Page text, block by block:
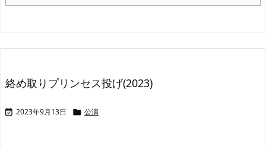
絡め取りプリンセス投げ(2023)
 2023年9月13日  公演